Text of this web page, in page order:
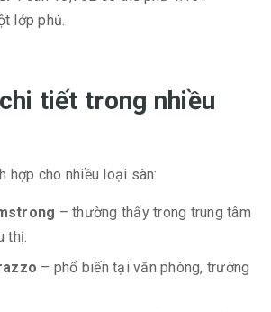
lớp phủ.
tiết trong nhiều
hợp cho nhiều loại sàn:
– thường thấy trong trung tâm
thị.
– phổ biến tại văn phòng, trường